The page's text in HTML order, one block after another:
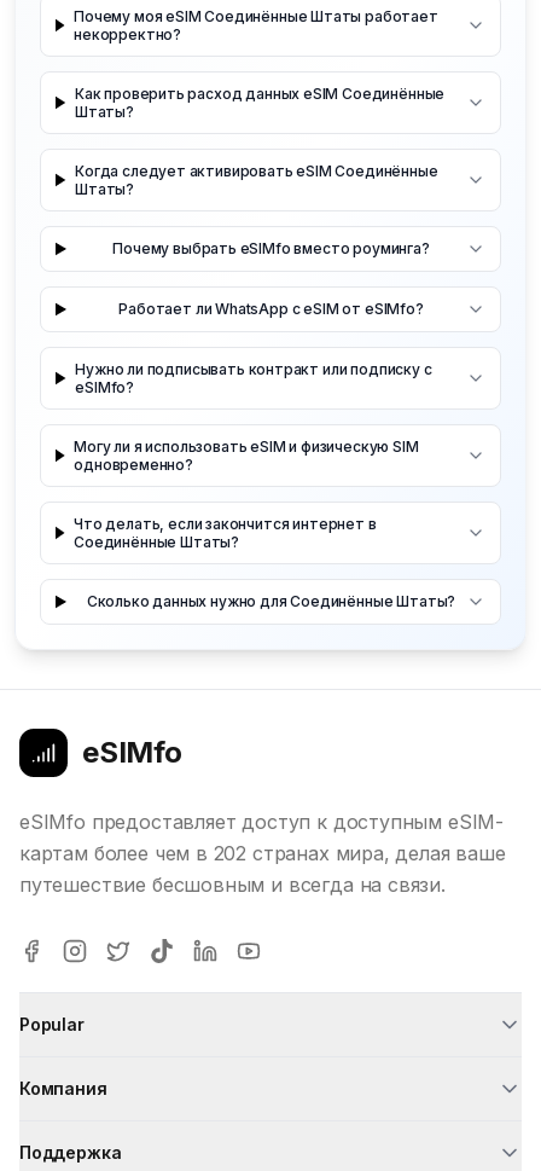
Почему моя eSIM Соединённые Штаты работает
некорректно?
Как проверить расход данных eSIM Соединённые
Штаты?
Когда следует активировать eSIM Соединённые
Штаты?
Почему выбрать eSIMfo вместо роуминга?
Работает ли WhatsApp с eSIM от eSIMfo?
Нужно ли подписывать контракт или подписку с
eSIMfo?
Могу ли я использовать eSIM и физическую SIM
одновременно?
Что делать, если закончится интернет в
Соединённые Штаты?
Сколько данных нужно для Соединённые Штаты?
eSIMfo
eSIMfo предоставляет доступ к доступным eSIM-
картам более чем в 202 странах мира, делая ваше
путешествие бесшовным и всегда на связи.
Popular
Компания
Поддержка